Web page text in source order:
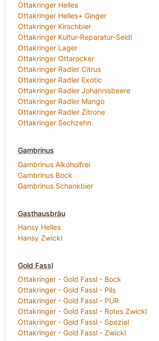
Ottakringer Helles
Ottakringer Helles+ Ginger
Ottakringer Kirschbier
Ottakringer Kultur-Reparatur-Seidl
Ottakringer Lager
Ottakringer Ottarocker
Ottakringer Radler Citrus
Ottakringer Radler Exotic
Ottakringer Radler Johannisbeere
Ottakringer Radler Mango
Ottakringer Radler Zitrone
Ottakringer Sechzehn
Gambrinus
Gambrinus Alkoholfrei
Gambrinus Bock
Gambrinus Schankbier
Gasthausbräu
Hansy Helles
Hansy Zwickl
Gold Fassl
Ottakringer - Gold Fassl - Bock
Ottakringer - Gold Fassl - Pils
Ottakringer - Gold Fassl - PUR
Ottakringer - Gold Fassl - Rotes Zwickl
Ottakringer - Gold Fassl - Spezial
Ottakringer - Gold Fassl - Zwickl